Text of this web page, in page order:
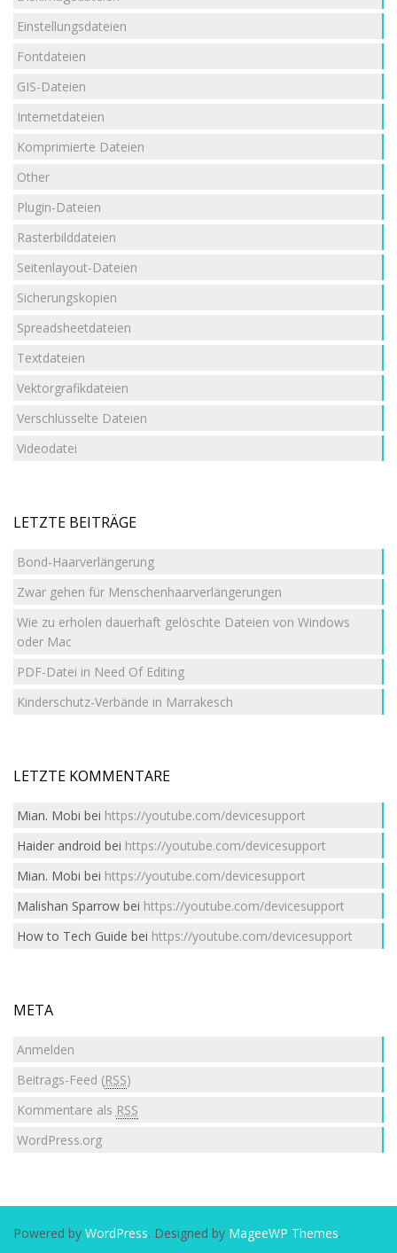
Einstellungsdateien
Fontdateien
GIS-Dateien
Internetdateien
Komprimierte Dateien
Other
Plugin-Dateien
Rasterbilddateien
Seitenlayout-Dateien
Sicherungskopien
Spreadsheetdateien
Textdateien
Vektorgrafikdateien
Verschlüsselte Dateien
Videodatei
LETZTE BEITRÄGE
Bond-Haarverlängerung
Zwar gehen für Menschenhaarverlängerungen
Wie zu erholen dauerhaft gelöschte Dateien von Windows
oder Mac
PDF-Datei in Need Of Editing
Kinderschutz-Verbände in Marrakesch
LETZTE KOMMENTARE
Mian. Mobi bei https://youtube.com/devicesupport
Haider android bei https://youtube.com/devicesupport
Mian. Mobi bei https://youtube.com/devicesupport
Malishan Sparrowbei https://youtube.com/devicesupport
How to Tech Guide bei https://youtube.com/devicesupport
META
Anmelden
Beitrags-Feed (RSS)
Kommentare als RSS
WordPress.org
Powered by WordPress. Designed by MageeWP Themes.